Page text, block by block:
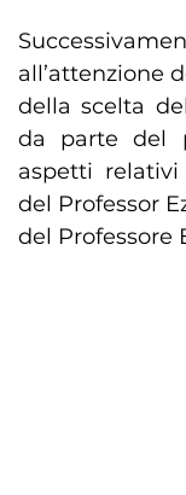
all’attenzione
della scelta
da parte del
aspetti
del Professor
del Professore